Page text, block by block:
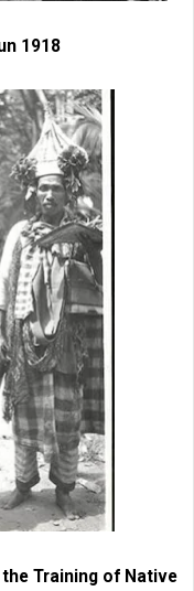
1918
Training of Native